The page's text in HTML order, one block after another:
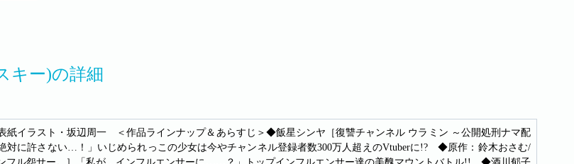
キー)の詳細
イラスト・坂辺周一 ＜作品ラインナップ＆あらすじ＞◆飯星シンヤ［復讐チャンネル ウラミン ～公開処刑ナマ配
対に許さない…！」いじめられっこの少女は今やチャンネル登録者数300万人超えのVtuberに!? ◆原作：鈴木おさむ/
フル怨サー。］「私が…インフルエンサーに……？」トップインフルエンサー達の美醜マウントバトル!! ◆酒川郁子